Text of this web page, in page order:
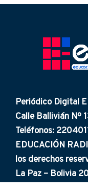
Periódico Digital
Calle Ballivián Nº
Teléfonos:
EDUCACIÓN
los derechos
La Paz – Bolivia